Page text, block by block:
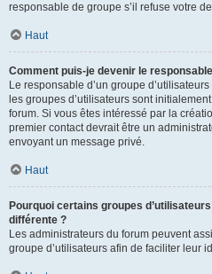
responsable de groupe s’il refuse votre
Haut
Comment puis-je devenir le
Le responsable d’un groupe
les groupes d’utilisateurs sont
forum. Si vous êtes intéressé par la
premier contact devrait être un
envoyant un message privé.
Haut
Pourquoi certains groupes
différente ?
Les administrateurs du forum peuvent
groupe d’utilisateurs afin de faciliter leur